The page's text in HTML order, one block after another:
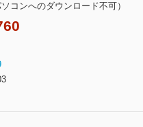
コンへのダウンロード不可）